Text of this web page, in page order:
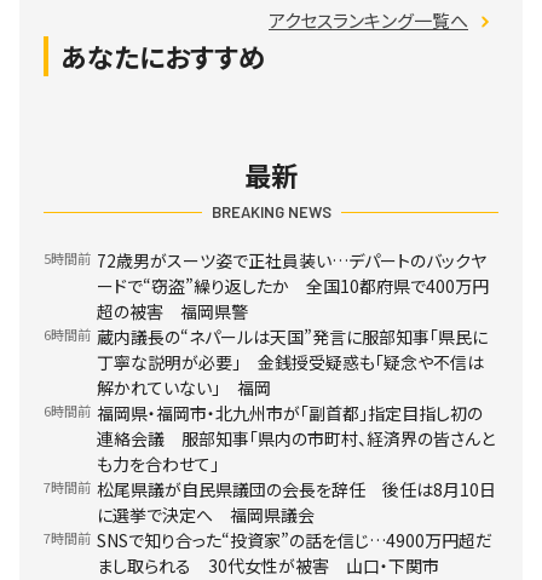
アクセスランキング一覧へ
あなたにおすすめ
最新
BREAKING NEWS
5時間前 72歳男がスーツ姿で正社員装い…デパートのバックヤ
ードで“窃盗”繰り返したか 全国10都府県で400万円
超の被害 福岡県警
6時間前 蔵内議長の“ネパールは天国”発言に服部知事「県民に
丁寧な説明が必要」 金銭授受疑惑も「疑念や不信は
解かれていない」 福岡
6時間前 福岡県・福岡市・北九州市が「副首都」指定目指し初の
連絡会議 服部知事「県内の市町村、経済界の皆さんと
も力を合わせて」
7時間前 松尾県議が自民県議団の会長を辞任 後任は8月10日
に選挙で決定へ 福岡県議会
7時間前 SNSで知り合った“投資家”の話を信じ…4900万円超だ
まし取られる 30代女性が被害 山口・下関市